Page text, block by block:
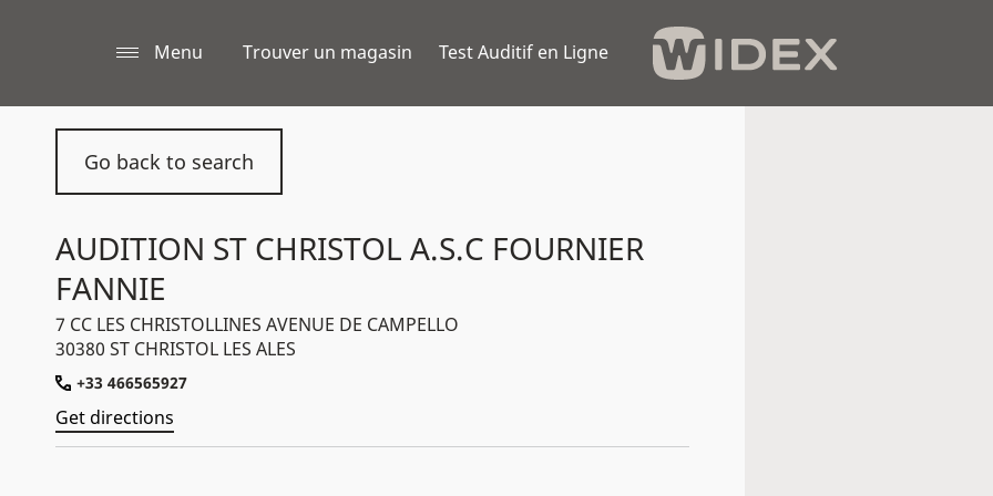
Menu Trouver un magasin Test Auditif en Ligne
Go back to search
AUDITION ST CHRISTOL A.S.C FOURNIER
FANNIE
7 CC LES CHRISTOLLINES AVENUE DE CAMPELLO
30380 ST CHRISTOL LES ALES
+33 466565927
Get directions